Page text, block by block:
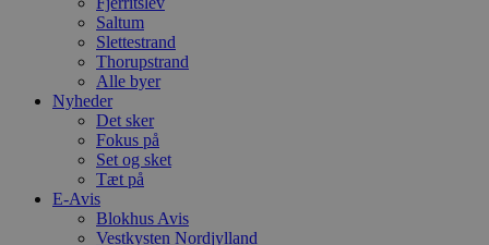
Saltum
Slettestrand
Thorupstrand
Alle byer
Nyheder
Det sker
Fokus på
Set og sket
Tæt på
E-Avis
Blokhus Avis
Vestkysten Nordjylland